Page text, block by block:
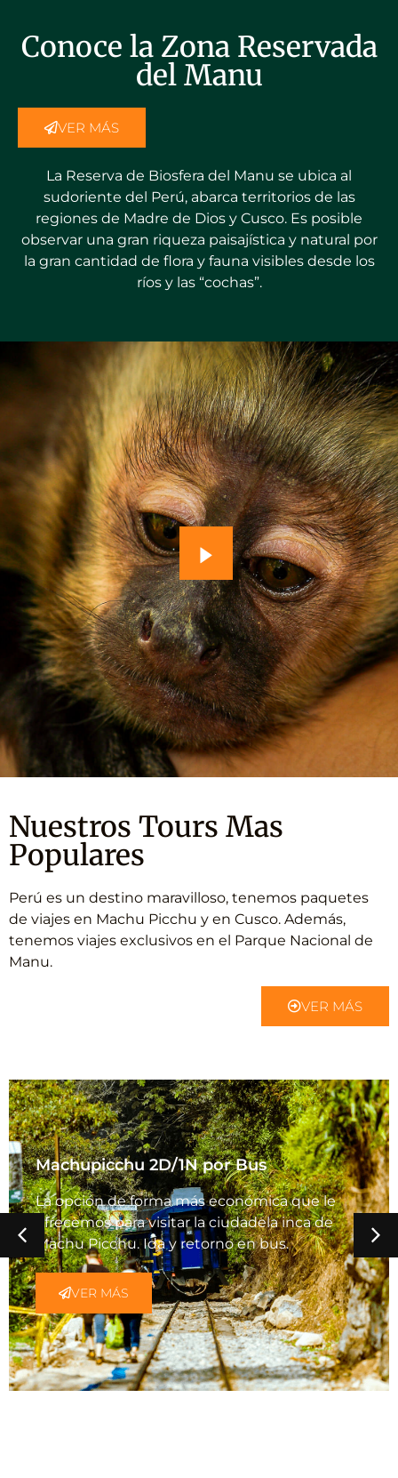
Conoce la Zona Reservada
del Manu
VER MÁS
La Reserva de Biosfera del Manu se ubica al
sudoriente del Perú, abarca territorios de las
regiones de Madre de Dios y Cusco. Es posible
observar una gran riqueza paisajística y natural por
la gran cantidad de flora y fauna visibles desde los
ríos y las “cochas”.
Nuestros Tours Mas
Populares
Perú es un destino maravilloso, tenemos paquetes
de viajes en Machu Picchu y en Cusco. Además,
tenemos viajes exclusivos en el Parque Nacional de
Manu.
VER MÁS
Machupicchu 2D/1N por Bus
La opción de forma más económica que le
ofrecemos para visitar la ciudadela inca de
Machu Picchu. Ida y retorno en bus.
VER MÁS